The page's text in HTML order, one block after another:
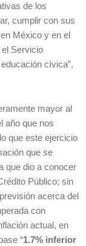
de los
cumplir con sus
México y en el
Servicio
cívica”,
mayor al
año que nos
que este ejercicio
que se
que dio a conocer
Público; sin
acerca del
con
actual, en
“1.7% inferior